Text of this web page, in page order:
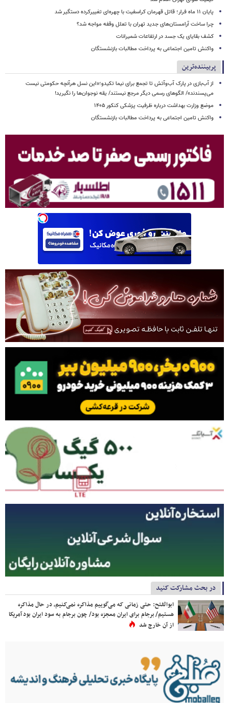
پایان ۱۱ ماه فرار؛ قاتل قهرمان کراسفیت با چهره‌ای تغییرکرده دستگیر شد
چرا ساخت آرامستان‌های جدید تهران با تعلل وقفه مواجه شد؟
کشف بقایای یک جسد در ارتفاعات شمیرانات
واکنش تامین اجتماعی به پرداخت مطالبات بازنشستگان
پربیننده‌ترین
از آب‌بازی در پارک آب‌وآتش تا تجمع برای نیما تکیدو؛«این نسل هرآنچه حکومتی نیست
می‌پسندند»/ الگوهای رسمی دیگر مرجع نیستند/ یقه نوجوان‌ها را نگیرید!
موضع وزارت بهداشت درباره ظرفیت پزشکی کنکور ۱۴۰۵
واکنش تامین اجتماعی به پرداخت مطالبات بازنشستگان
در بحث مشارکت کنید
ابوالفتح: حتی زمانی که می‌گوییم مذاکره نمی‌کنیم، در حال مذاکره
هستیم/ برجام برای ایران معجزه بود/ چون برجام به سود ایران بود آمریکا
از آن خارج شد